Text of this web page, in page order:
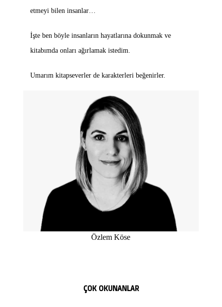
etmeyi bilen insanlar…
İşte ben böyle insanların hayatlarına dokunmak ve
kitabımda onları ağırlamak istedim.
Umarım kitapseverler de karakterleri beğenirler.
Özlem Köse
ÇOK OKUNANLAR